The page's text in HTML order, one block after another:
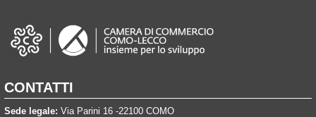
CONTATTI
Sede legale: Via Parini 16 -22100 COMO